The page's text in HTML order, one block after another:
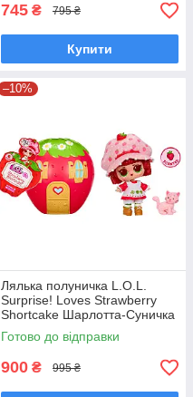
745 ₴ 795 ₴
Купити
–10%
Лялька полуничка L.O.L.
Surprise! Loves Strawberry
Shortcake Шарлотта-Суничка
та друзі в полуничці 596530
Готово до відправки
900 ₴ 995 ₴